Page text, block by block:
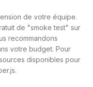
de votre équipe.
de "smoke test" sur
recommandons
votre budget. Pour
disponibles pour